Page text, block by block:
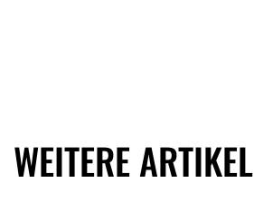
WEITERE ARTIKEL